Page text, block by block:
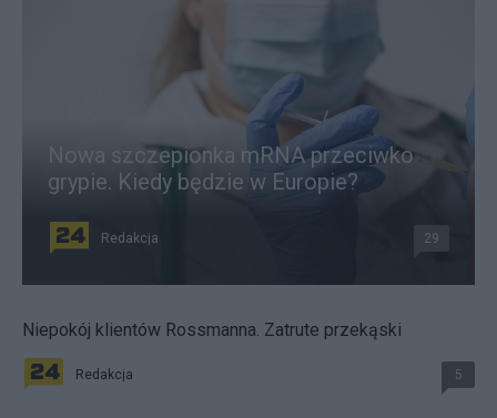
Nowa szczepionka mRNA przeciwko
grypie. Kiedy będzie w Europie?
Redakcja 29
Niepokój klientów Rossmanna. Zatrute przekąski
Redakcja 5